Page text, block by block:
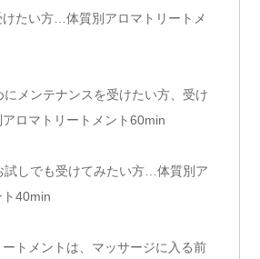
けたい方…体質別アロマトリートメ
にメンテナンスを受けたい方、受け
ロマトリートメント60min
試しでも受けてみたい方…体質別ア
ト40min
トメントは、マッサージに入る前